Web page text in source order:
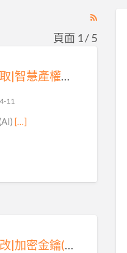
RSS
Feed
頁面 1 / 5
Sentinel軟體授權管理|防止模型被竊取|智慧產權保護|(一)
11
[…]
Sentinel軟體授權管理|防止模型被篡改|加密金鑰(二)